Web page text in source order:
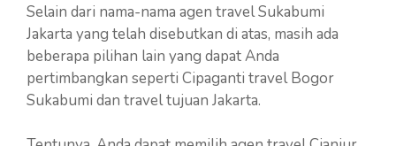
Selain dari nama-nama agen travel Sukabumi
Jakarta yang telah disebutkan di atas, masih ada
beberapa pilihan lain yang dapat Anda
pertimbangkan seperti Cipaganti travel Bogor
Sukabumi dan travel tujuan Jakarta.